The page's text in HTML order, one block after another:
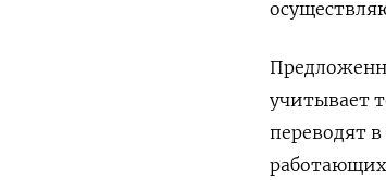
учитывает
переводят
работающих